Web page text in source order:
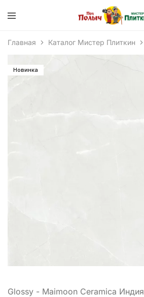
Главная Каталог Мистер Плиткин
Новинка
Glossy - Maimoon Ceramica Индия